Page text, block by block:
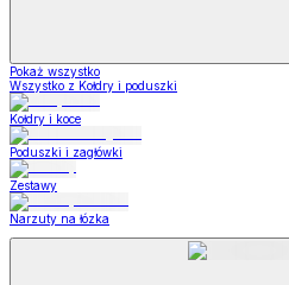
Pokaż wszystko
Wszystko z Kołdry i poduszki
Kołdry i koce
Poduszki i zagłówki
Zestawy
Narzuty na łózka